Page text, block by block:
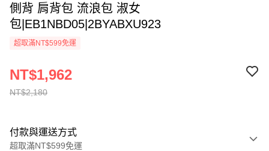
側背 肩背包 流浪包 淑女
包|EB1NBD05|2BYABXU923
超取滿NT$599免運
NT$2,180
NT$1,962
付款與運送方式
超取滿NT$599免運